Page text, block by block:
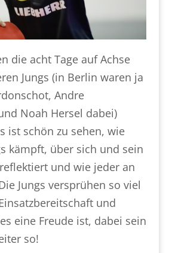
die acht Tage auf Achse
Jungs (in Berlin waren ja
Andre
Noah Hersel dabei)
ist schön zu sehen, wie
kämpft, über sich und sein
und wie jeder an
Jungs versprühen so viel
und
eine Freude ist, dabei sein
so!